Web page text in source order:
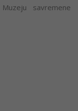
savremene